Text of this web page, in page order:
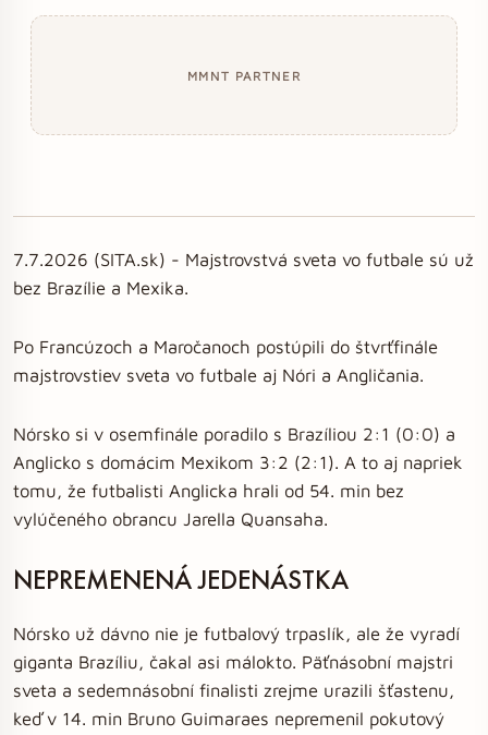
MMNT PARTNER
7.7.2026 (SITA.sk) - Majstrovstvá sveta vo futbale sú už
bez Brazílie a Mexika.
Po Francúzoch a Maročanoch postúpili do štvrťfinále
majstrovstiev sveta vo futbale aj Nóri a Angličania.
Nórsko si v osemfinále poradilo s Brazíliou 2:1 (0:0) a
Anglicko s domácim Mexikom 3:2 (2:1). A to aj napriek
tomu, že futbalisti Anglicka hrali od 54. min bez
vylúčeného obrancu Jarella Quansaha.
NEPREMENENÁ JEDENÁSTKA
Nórsko už dávno nie je futbalový trpaslík, ale že vyradí
giganta Brazíliu, čakal asi málokto. Päťnásobní majstri
sveta a sedemnásobní finalisti zrejme urazili šťastenu,
keď v 14. min Bruno Guimaraes nepremenil pokutový